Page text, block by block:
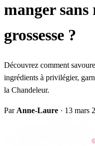
manger
grossesse ?
Découvrez comment
ingrédients à privilégier,
la Chandeleur.
Par Anne-Laure · 13 mars